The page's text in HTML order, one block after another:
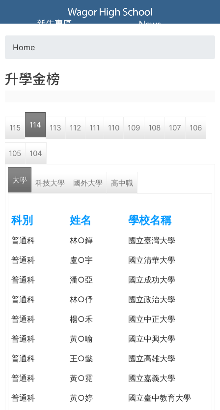
Jump to navigation
葳
格
高
學
格。
o
a
r
e
e
r
e
Home
升學金榜
115 114 113 112 111 110 109 108 107 106
105 104
大學 科技大學 國外大學 高中職
科別 姓名 學校名稱
普通科 林○鏵
國立臺灣大學
普通科
盧○宇
國立清華大學
普通科
潘○亞
國立成功大學
普通科
林○伃
國立政治大學
普通科
楊○禾
國立中正大學
普通科
黃○喻
國立中興大學
普通科
王○懿
國立高雄大學
普通科
黃○霓
國立嘉義大學
普通科
黃○婷
國立臺中教育大學
新生專區 News